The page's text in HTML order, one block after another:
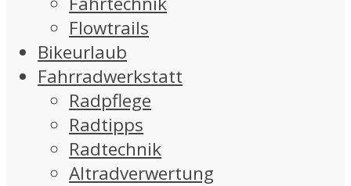
Flowtrails
Bikeurlaub
Fahrradwerkstatt
Radpflege
Radtipps
Radtechnik
Altradverwertung